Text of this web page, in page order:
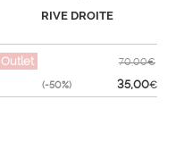
RIVE DROITE
Outlet
(-50%)
70,00€
35,00€